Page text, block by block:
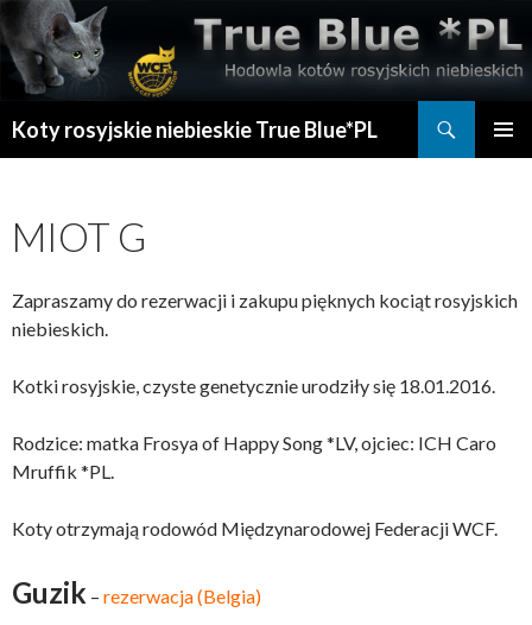
Koty rosyjskie niebieskie True Blue*PL
MIOT G
Zapraszamy do rezerwacji i zakupu pięknych kociąt rosyjskich
niebieskich.
Kotki rosyjskie, czyste genetycznie urodziły się 18.01.2016.
Rodzice: matka Frosya of Happy Song *LV, ojciec: ICH Caro
Mruffik *PL.
Koty otrzymają rodowód Międzynarodowej Federacji WCF.
Guzik – rezerwacja (Belgia)